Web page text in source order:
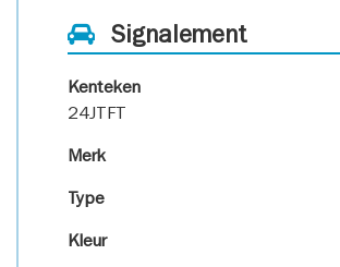
Signalement
Kenteken
24JTFT
Merk
Type
Kleur